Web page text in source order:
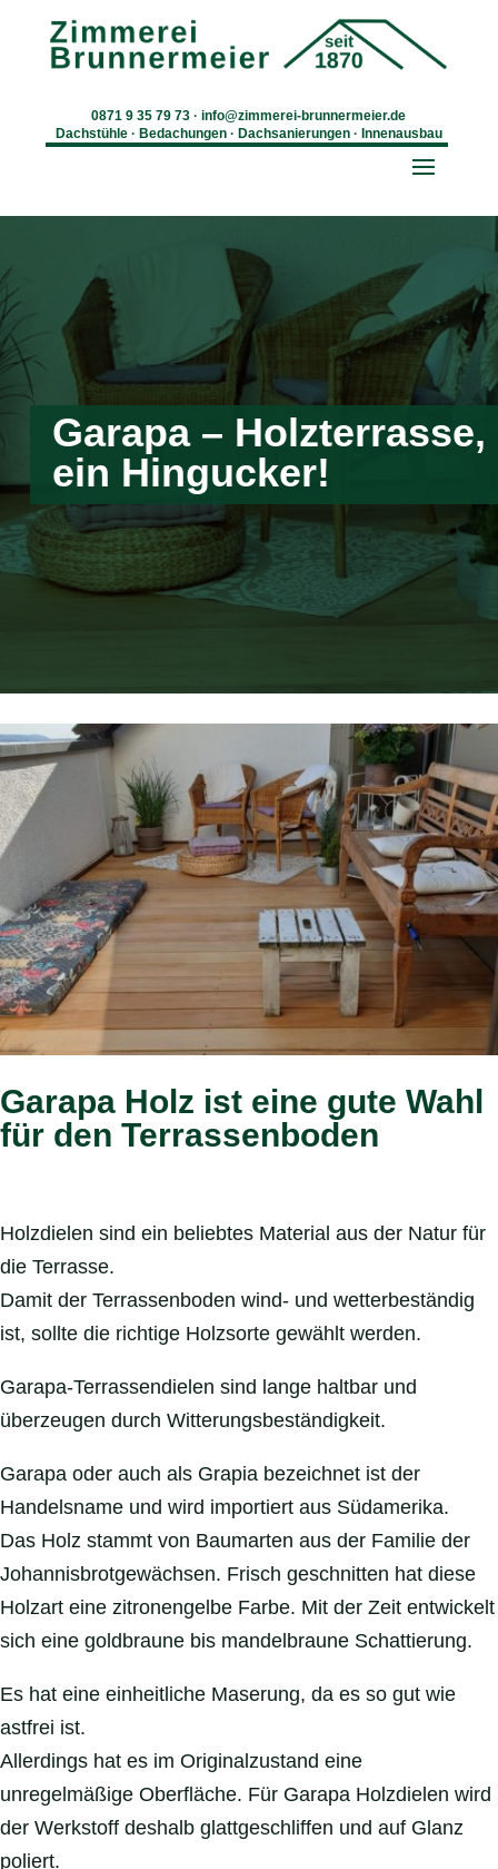
0871 9 35 79 73 ·info@zimmerei-brunnermeier.de
Dachstühle · Bedachungen · Dachsanierungen · Innenausbau
Garapa – Holzterrasse,
ein Hingucker!
Garapa Holz ist eine gute Wahl
für den Terrassenboden
Holzdielen sind ein beliebtes Material aus der Natur für
die Terrasse.
Damit der Terrassenboden wind- und wetterbeständig
ist, sollte die richtige Holzsorte gewählt werden.
Garapa-Terrassendielen sind lange haltbar und
überzeugen durch Witterungsbeständigkeit.
Garapa oder auch als Grapia bezeichnet ist der
Handelsname und wird importiert aus Südamerika.
Das Holz stammt von Baumarten aus der Familie der
Johannisbrotgewächsen. Frisch geschnitten hat diese
Holzart eine zitronengelbe Farbe. Mit der Zeit entwickelt
sich eine goldbraune bis mandelbraune Schattierung.
Es hat eine einheitliche Maserung, da es so gut wie
astfrei ist.
Allerdings hat es im Originalzustand eine
unregelmäßige Oberfläche. Für Garapa Holzdielen wird
der Werkstoff deshalb glattgeschliffen und auf Glanz
poliert.